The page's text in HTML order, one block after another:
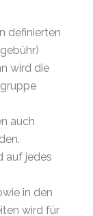
definierten
wird die
auch
auf jedes
in den
wird für